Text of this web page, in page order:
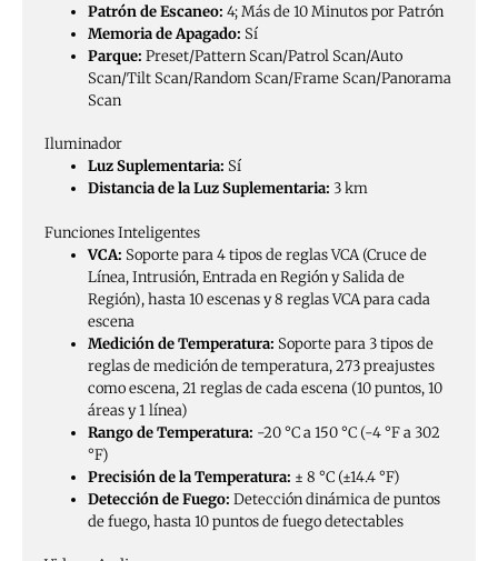
Patrón de Escaneo: 4; Más de 10 Minutos por Patrón
Memoria de Apagado: Sí
Parque: Preset/Pattern Scan/Patrol Scan/Auto
Scan/Tilt Scan/Random Scan/Frame Scan/Panorama
Scan
Iluminador
Luz Suplementaria: Sí
Distancia de la Luz Suplementaria: 3 km
Funciones Inteligentes
VCA: Soporte para 4 tipos de reglas VCA (Cruce de
Línea, Intrusión, Entrada en Región y Salida de
Región), hasta 10 escenas y 8 reglas VCA para cada
escena
Medición de Temperatura: Soporte para 3 tipos de
reglas de medición de temperatura, 273 preajustes
como escena, 21 reglas de cada escena (10 puntos, 10
áreas y 1 línea)
Rango de Temperatura: -20 °C a 150 °C (-4 °F a 302
°F)
Precisión de la Temperatura: ± 8 °C (±14.4 °F)
Detección de Fuego: Detección dinámica de puntos
de fuego, hasta 10 puntos de fuego detectables